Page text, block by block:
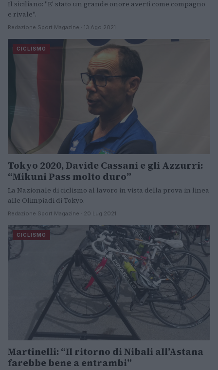
Il siciliano: "E' stato un grande onore averti come compagno
e rivale".
Redazione Sport Magazine · 13 Ago 2021
CICLISMO
Tokyo 2020, Davide Cassani e gli Azzurri:
“Mikuni Pass molto duro”
La Nazionale di ciclismo al lavoro in vista della prova in linea
alle Olimpiadi di Tokyo.
Redazione Sport Magazine · 20 Lug 2021
CICLISMO
Martinelli: “Il ritorno di Nibali all’Astana
farebbe bene a entrambi”